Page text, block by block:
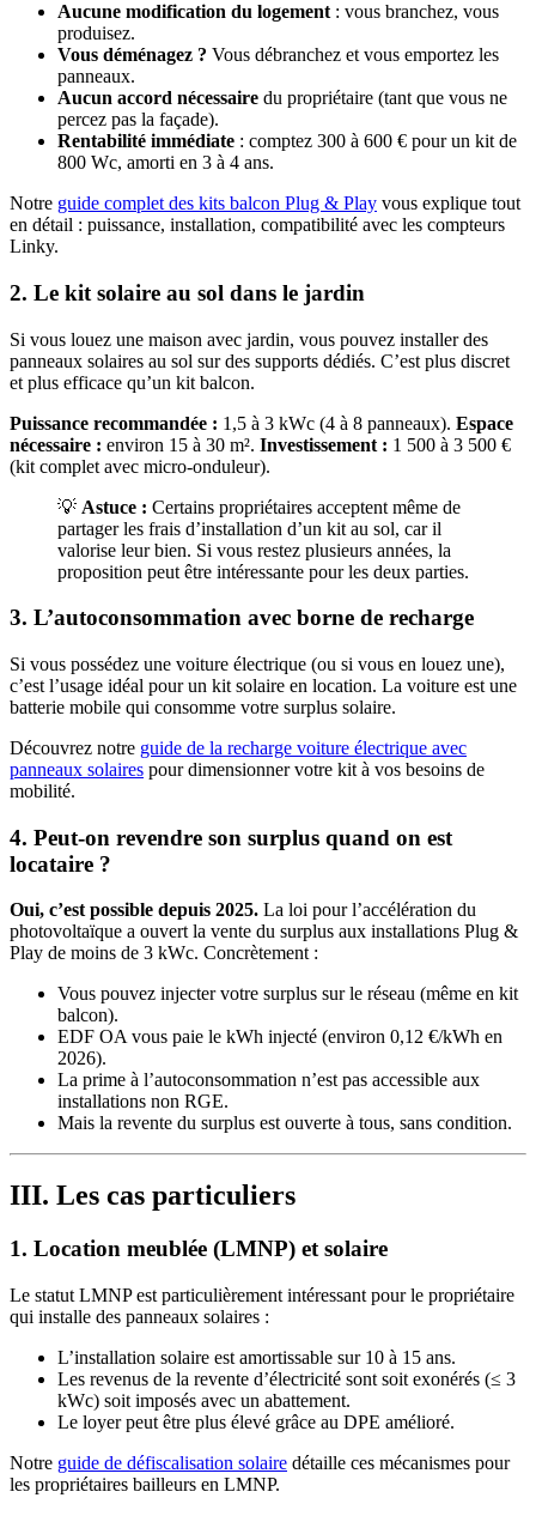
Aucune modification du logement : vous branchez, vous
produisez.
Vous déménagez ? Vous débranchez et vous emportez les
panneaux.
Aucun accord nécessaire du propriétaire (tant que vous ne
percez pas la façade).
Rentabilité immédiate : comptez 300 à 600 € pour un kit de
800 Wc, amorti en 3 à 4 ans.
Notre guide complet des kits balcon Plug & Play vous explique tout
en détail : puissance, installation, compatibilité avec les compteurs
Linky.
2. Le kit solaire au sol dans le jardin
Si vous louez une maison avec jardin, vous pouvez installer des
panneaux solaires au sol sur des supports dédiés. C’est plus discret
et plus efficace qu’un kit balcon.
Puissance recommandée : 1,5 à 3 kWc (4 à 8 panneaux). Espace
nécessaire : environ 15 à 30 m². Investissement : 1 500 à 3 500 €
(kit complet avec micro-onduleur).
💡 Astuce : Certains propriétaires acceptent même de
partager les frais d’installation d’un kit au sol, car il
valorise leur bien. Si vous restez plusieurs années, la
proposition peut être intéressante pour les deux parties.
3. L’autoconsommation avec borne de recharge
Si vous possédez une voiture électrique (ou si vous en louez une),
c’est l’usage idéal pour un kit solaire en location. La voiture est une
batterie mobile qui consomme votre surplus solaire.
Découvrez notre guide de la recharge voiture électrique avec
panneaux solaires pour dimensionner votre kit à vos besoins de
mobilité.
4. Peut-on revendre son surplus quand on est
locataire ?
Oui, c’est possible depuis 2025. La loi pour l’accélération du
photovoltaïque a ouvert la vente du surplus aux installations Plug &
Play de moins de 3 kWc. Concrètement :
Vous pouvez injecter votre surplus sur le réseau (même en kit
balcon).
EDF OA vous paie le kWh injecté (environ 0,12 €/kWh en
2026).
La prime à l’autoconsommation n’est pas accessible aux
installations non RGE.
Mais la revente du surplus est ouverte à tous, sans condition.
III. Les cas particuliers
1. Location meublée (LMNP) et solaire
Le statut LMNP est particulièrement intéressant pour le propriétaire
qui installe des panneaux solaires :
L’installation solaire est amortissable sur 10 à 15 ans.
Les revenus de la revente d’électricité sont soit exonérés (≤ 3
kWc) soit imposés avec un abattement.
Le loyer peut être plus élevé grâce au DPE amélioré.
Notre guide de défiscalisation solaire détaille ces mécanismes pour
les propriétaires bailleurs en LMNP.